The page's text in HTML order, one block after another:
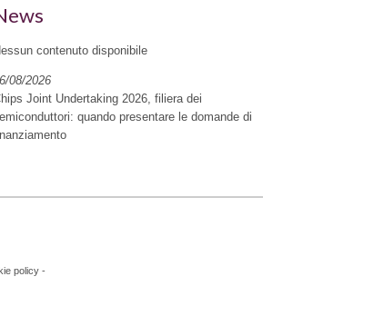
contenuto disponibile
08/2026
Joint Undertaking 2026, filiera dei
quando presentare le domande di
policy-